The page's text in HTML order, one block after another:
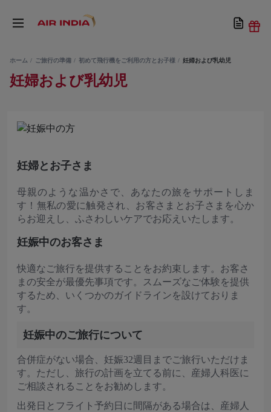
ホーム ご旅行の準備 初めて飛行機をご利用の方とお子様 妊婦および乳幼児
妊婦および乳幼児
妊婦とお子さま
母親のような温かさで、あなたの旅をサポートしま
す！無私の愛に触発され、お客さまとお子さまを心か
らお迎えし、ふさわしいケアでお応えいたします。
妊娠中のお客さま
快適なご旅行を提供することをお約束します。お客さ
まの安全が最優先事項です。スムーズなご体験を提供
するため、いくつかのガイドラインを設けておりま
す。
妊娠中のご旅行について
合併症がない場合、妊娠32週目までご旅行いただけま
す。ただし、旅行の計画を立てる前に、産婦人科医に
ご相談されることをお勧めします。
出発日とフライト予約日に間隔がある場合は、産婦人